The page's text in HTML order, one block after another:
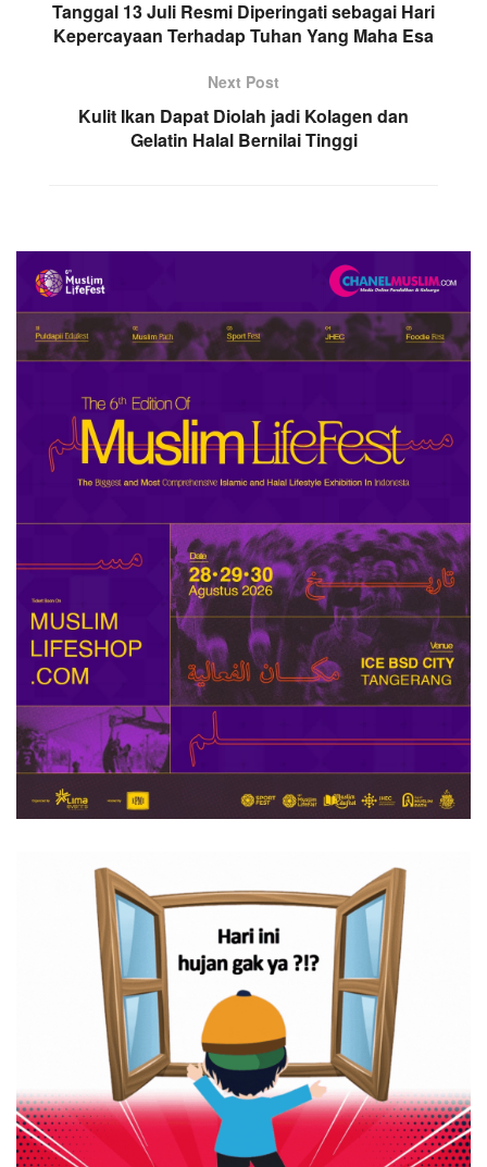
Tanggal 13 Juli Resmi Diperingati sebagai Hari
Kepercayaan Terhadap Tuhan Yang Maha Esa
Next Post
Kulit Ikan Dapat Diolah jadi Kolagen dan
Gelatin Halal Bernilai Tinggi